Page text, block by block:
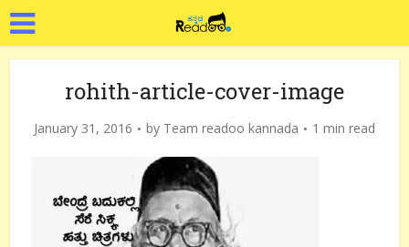
rohith-article-cover-image
January 31, 2016 by Team readoo kannada 1 min read